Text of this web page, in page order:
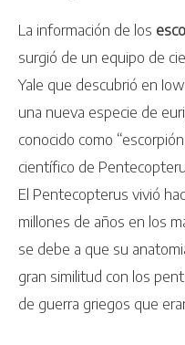
La información de los
surgió de un equipo de
Yale que descubrió en
una nueva especie de
conocido como
científico de
El Pentecopterus vivió
millones de años en los
se debe a que su
gran similitud con los
de guerra griegos que